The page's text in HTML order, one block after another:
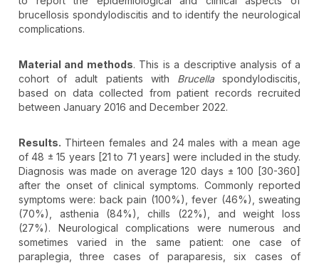
brucellosis spondylodiscitis and to identify the neurological
complications.
Material and methods. This is a descriptive analysis of a
cohort of adult patients with Brucellaspondylodiscitis,
based on data collected from patient records recruited
between January 2016 and December 2022.
Results. Thirteen females and 24 males with a mean age
of 48 ± 15 years [21 to 71 years] were included in the study.
Diagnosis was made on average 120 days ± 100 [30-360]
after the onset of clinical symptoms. Commonly reported
symptoms were: back pain (100%), fever (46%), sweating
(70%), asthenia (84%), chills (22%), and weight loss
(27%). Neurological complications were numerous and
sometimes varied in the same patient: one case of
paraplegia, three cases of paraparesis, six cases of